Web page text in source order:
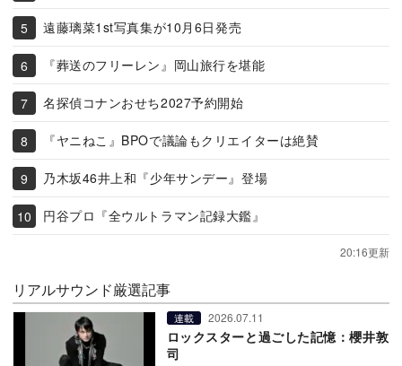
遠藤璃菜1st写真集が10月6日発売
『葬送のフリーレン』岡山旅行を堪能
名探偵コナンおせち2027予約開始
『ヤニねこ』BPOで議論もクリエイターは絶賛
乃木坂46井上和『少年サンデー』登場
円谷プロ『全ウルトラマン記録大鑑』
20:16更新
リアルサウンド厳選記事
連載 2026.07.11
ロックスターと過ごした記憶：櫻井敦
司